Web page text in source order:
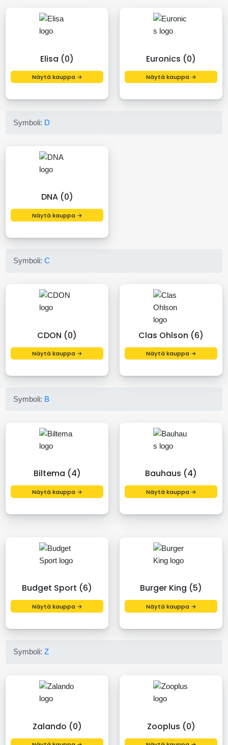
Elisa (0)
Näytä kauppa →
Euronics (0)
Näytä kauppa →
Symboli: D
DNA (0)
Näytä kauppa →
Symboli:C
CDON (0)
Näytä kauppa →
Clas Ohlson (6)
Näytä kauppa →
Symboli: B
Biltema (4)
Näytä kauppa →
Bauhaus (4)
Näytä kauppa →
Budget Sport (6)
Näytä kauppa →
Burger King (5)
Näytä kauppa →
Symboli:Z
Zalando (0) Zooplus (0)